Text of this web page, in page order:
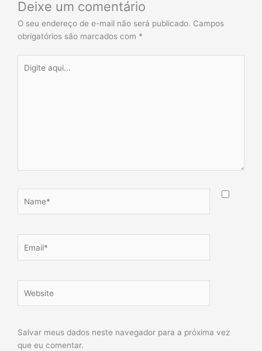
Deixe um comentário
O seu endereço de e-mail não será publicado. Campos
obrigatórios são marcados com *
aqui...
Salvar meus dados neste navegador para a próxima vez
que eu comentar.